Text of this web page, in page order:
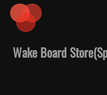
Wake Board